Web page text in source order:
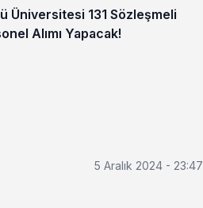
Üniversitesi 131 Sözleşmeli
Alımı Yapacak!
5 Aralık 2024 - 23:47